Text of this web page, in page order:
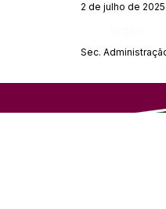
2 de julho de 2025
Sec.